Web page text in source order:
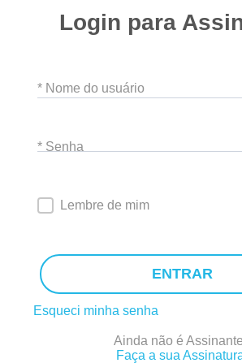
Login para
* Nome do usuário
* Senha
Lembre de mim
ENTRAR
Esqueci minha senha
Ainda não é
Faça a sua